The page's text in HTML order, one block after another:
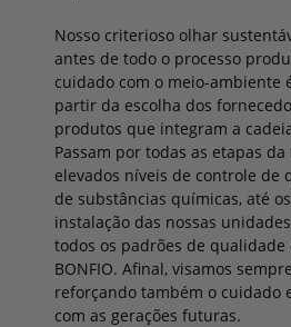
Nosso criterioso olhar
antes de todo o processo
cuidado com o meio-ambiente
partir da escolha dos
produtos que integram a
Passam por todas as etapas
elevados níveis de controle de
de substâncias químicas, até
instalação das nossas
todos os padrões de qualidade
BONFIO. Afinal, visamos
reforçando também o cuidado
com as gerações futuras.